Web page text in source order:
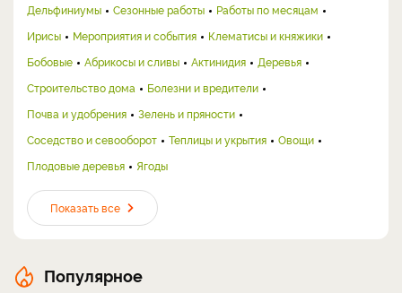
Дельфиниумы
Сезонные работы
Работы по месяцам
Ирисы
Мероприятия и события
Клематисы и княжики
Бобовые
Абрикосы и сливы Актинидия
Деревья
Строительство дома
Болезни и вредители
Почва и удобрения
Зелень и пряности
Соседство и севооборот
Теплицы и укрытия
Овощи
Плодовые деревья
Ягоды
Показать все
Популярное